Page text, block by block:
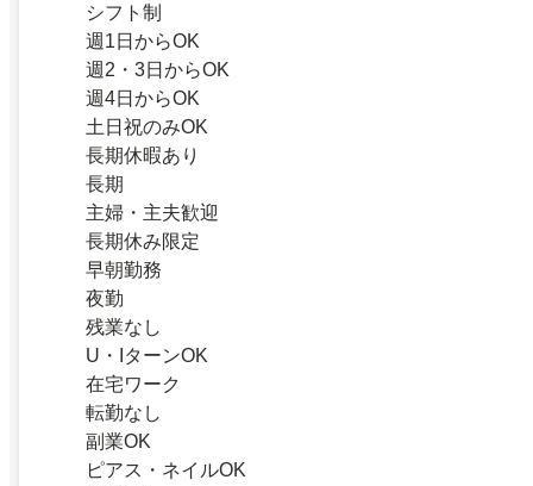
シフト制
週1日からOK
週2・3日からOK
週4日からOK
土日祝のみOK
長期休暇あり
長期
主婦・主夫歓迎
長期休み限定
早朝勤務
夜勤
残業なし
U・IターンOK
在宅ワーク
転勤なし
副業OK
ピアス・ネイルOK